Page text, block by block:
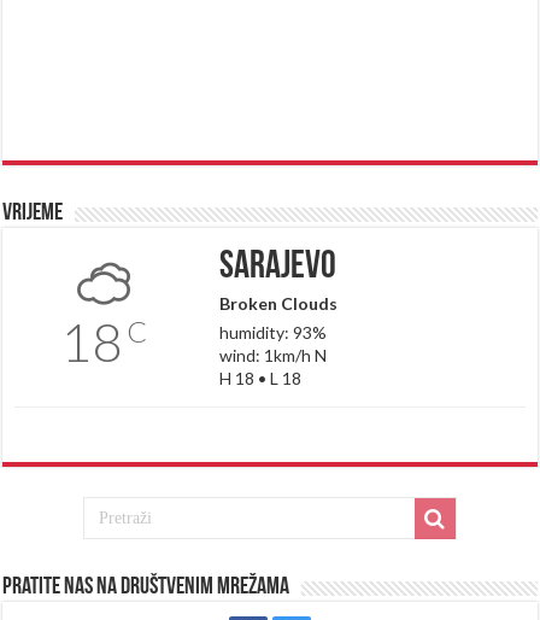
Vrijeme
18 C
Sarajevo
Broken Clouds
humidity: 93%
wind: 1km/h N
H 18 • L 18
Pratite nas na društvenim mrežama